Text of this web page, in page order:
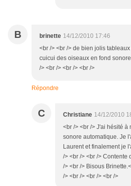
B brinette 14/12/2010 17:46
<br /> <br /> de bien jolis
cuicui des oiseaux en fond
/> <br /> <br /> <br />
Répondre
C Christiane 14/12/2010
<br /> <br /> J'ai hésité à
sonore automatique. Je
Laurent et finalement je
/> <br /> <br /> Contente
/> <br /> Bisous
/> <br /> <br /> <br />